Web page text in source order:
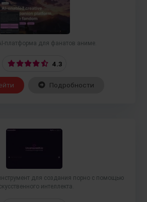
платформа для фанатов аниме.
4.3
Подробности
для создания порно с помощью
интеллекта.